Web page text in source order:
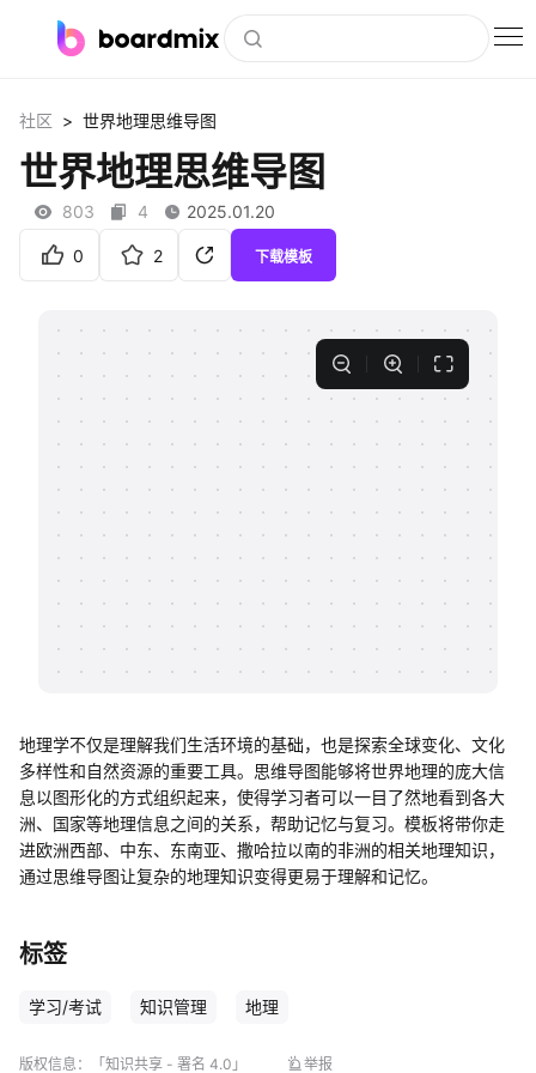
社区资源
下载
帮助中心
知识分享社区
社区 > 世界地理思维导图
世界地理思维导图
803 4 2025.01.20
0 2 下载模板
地理学不仅是理解我们生活环境的基础，也是探索全球变化、文化
多样性和自然资源的重要工具。思维导图能够将世界地理的庞大信
息以图形化的方式组织起来，使得学习者可以一目了然地看到各大
洲、国家等地理信息之间的关系，帮助记忆与复习。模板将带你走
进欧洲西部、中东、东南亚、撒哈拉以南的非洲的相关地理知识，
通过思维导图让复杂的地理知识变得更易于理解和记忆。
标签
学习/考试 知识管理 地理
版权信息： 「知识共享 - 署名 4.0」 举报